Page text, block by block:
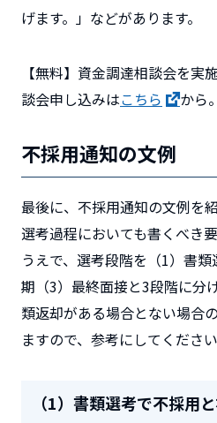
げます。」などがあります。
【無料】資金調達相談会を実
談会申し込みはこちら から。
不採用通知の文例
最後に、不採用通知の文例を
選考過程においても書くべき
うえで、選考段階を（1）書
期（3）最終面接と3段階に分
類返却がある場合とない場合
ますので、参考にしてください
（1）書類選考で不採用